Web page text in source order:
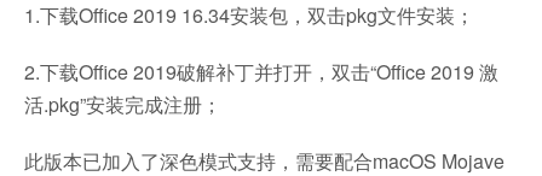
1.下载Office 2019 16.34安装包，双击pkg文件安装；
2.下载Office 2019破解补丁并打开，双击“Office 2019 激
活.pkg”安装完成注册；
此版本已加入了深色模式支持，需要配合macOS Mojave